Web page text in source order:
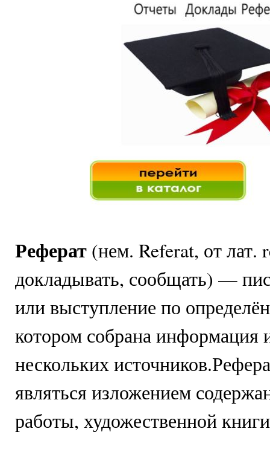
Реферат (нем. Referat, от
докладывать, сообщать) —
или выступление по
котором собрана информация
нескольких
являться изложением
работы, художественной